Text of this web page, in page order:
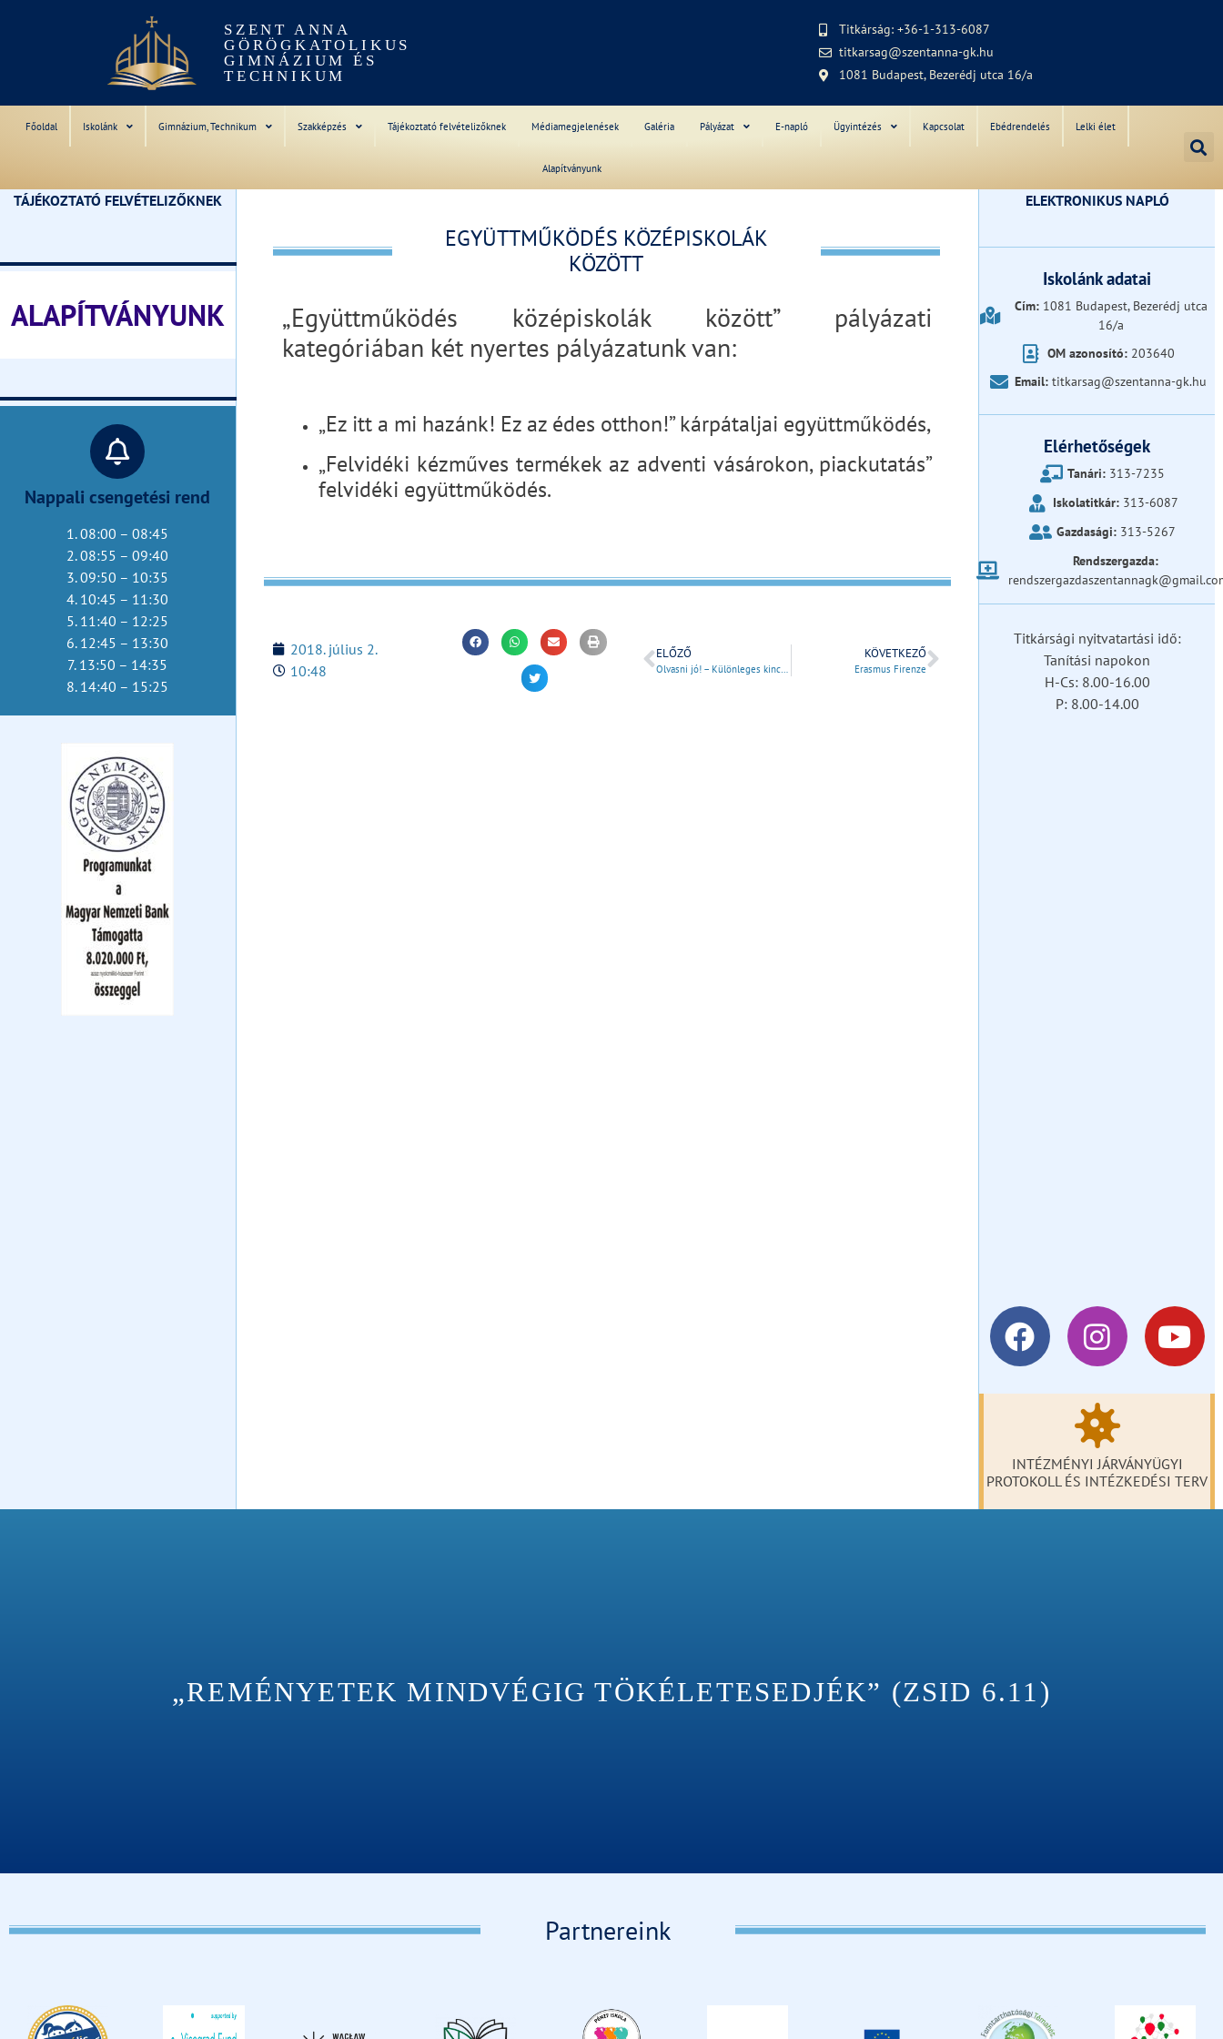
SZENT ANNA
GÖRÖGKATOLIKUS
GIMNÁZIUM ÉS
TECHNIKUM
Titkárság: +36-1-313-6087
titkarsag@szentanna-gk.hu
1081 Budapest, Bezerédj utca 16/a
Főoldal Iskolánk Gimnázium, Technikum Szakképzés Tájékoztató felvételizőknek Médiamegjelenések Galéria Pályázat E-napló Ügyintézés Kapcsolat Ebédrendelés Lelki élet
Alapítványunk
TÁJÉKOZTATÓ FELVÉTELIZŐKNEK
______________________________________
ALAPÍTVÁNYUNK
Nappali csengetési rend
1. 08:00 – 08:45
2. 08:55 – 09:40
3. 09:50 – 10:35
4. 10:45 – 11:30
5. 11:40 – 12:25
6. 12:45 – 13:30
7. 13:50 – 14:35
8. 14:40 – 15:25
EGYÜTTMŰKÖDÉS KÖZÉPISKOLÁK
KÖZÖTT
„Együttműködés középiskolák között” pályázati
kategóriában két nyertes pályázatunk van:
„Ez itt a mi hazánk! Ez az édes otthon!” kárpátaljai együttműködés,
„Felvidéki kézműves termékek az adventi vásárokon, piackutatás”
felvidéki együttműködés.
2018. július 2.
10:48
ELŐZŐ
Olvasni jó! – Különleges kincsek a Széchényiben
KÖVETKEZŐ
Erasmus Firenze
ELEKTRONIKUS NAPLÓ
Iskolánk adatai
Cím:1081 Budapest, Bezerédj utca
16/a
OM azonosító:203640
Email: titkarsag@szentanna-gk.hu
Elérhetőségek
Tanári:313-7235
Iskolatitkár: 313-6087
Gazdasági:313-5267
Rendszergazda:
Titkársági nyitvatartási idő:
Tanítási napokon
H-Cs: 8.00-16.00
P: 8.00-14.00
INTÉZMÉNYI JÁRVÁNYÜGYI
PROTOKOLL ÉS INTÉZKEDÉSI TERV
„REMÉNYETEK MINDVÉGIG TÖKÉLETESEDJÉK” (ZSID 6.11)
Partnereink